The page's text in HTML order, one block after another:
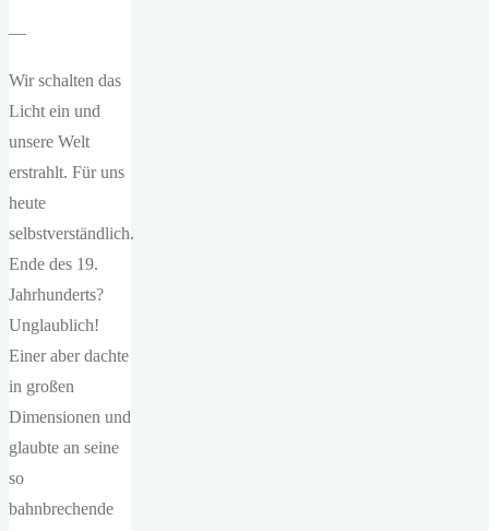
—
Wir schalten das
Licht ein und
unsere Welt
erstrahlt. Für uns
heute
selbstverständlich.
Ende des 19.
Jahrhunderts?
Unglaublich!
Einer aber dachte
in großen
Dimensionen und
glaubte an seine
so
bahnbrechende